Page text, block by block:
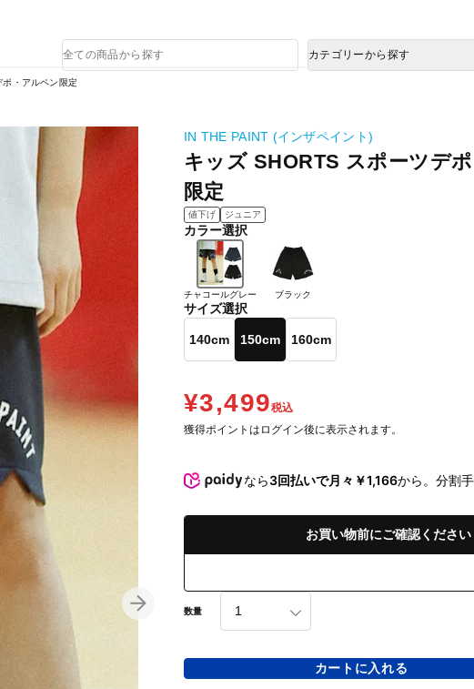
品
検
索
カテゴリーから探す
・アルペン限定
IN THE PAINT (インザペイント)
キッズ SHORTS スポーツデ
限定
値下げ ジュニア
カラー選択
チャコールグレー ブラック
サイズ選択
140cm 150cm 160cm
¥3,499税込
獲得ポイントはログイン後に表示されます。
なら3回払いで月々￥1,166から。分割
お買い物前にご確認ください
数量
カートに入れる